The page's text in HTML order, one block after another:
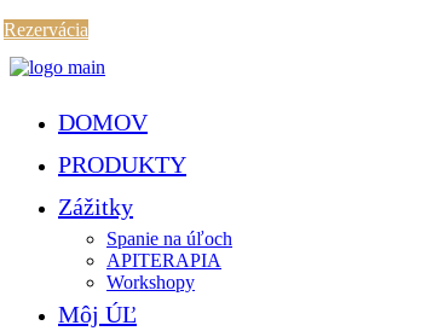
Rezervácia
DOMOV
PRODUKTY
Zážitky
Spanie na úľoch
APITERAPIA
Workshopy
Môj ÚĽ